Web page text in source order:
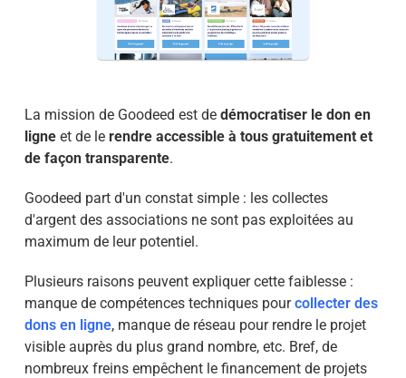
La mission de Goodeed est de démocratiser le don en
ligneet de le rendre accessible à tous gratuitement et
de façon transparente.
Goodeed part d'un constat simple : les collectes
d'argent des associations ne sont pas exploitées au
maximum de leur potentiel.
Plusieurs raisons peuvent expliquer cette faiblesse :
manque de compétences techniques pourcollecter des
dons en ligne, manque de réseau pour rendre le projet
visible auprès du plus grand nombre, etc. Bref, de
nombreux freins empêchent le financement de projets